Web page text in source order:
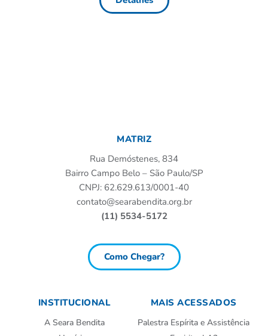
MATRIZ
Rua Demóstenes, 834
Bairro Campo Belo – São Paulo/SP
CNPJ: 62.629.613/0001-40
contato@searabendita.org.br
(11) 5534-5172
Como Chegar?
INSTITUCIONAL
A Seara Bendita
MAIS ACESSADOS
Palestra Espírita e Assistência